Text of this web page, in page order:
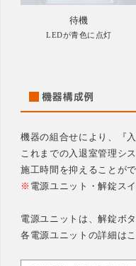
待機
LEDが青色に点灯
機器の組合せにより、『
これまでの入退室管理シ
施工時間を抑えることが
※ 電源ユニット・解錠ス
電源ユニットは、解錠ボ
各電源ユニットの詳細は